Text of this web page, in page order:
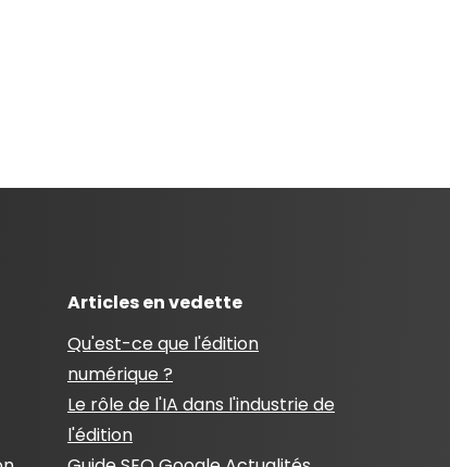
Articles en vedette
Qu'est-ce que l'édition
numérique ?
Le rôle de l'IA dans l'industrie de
l'édition